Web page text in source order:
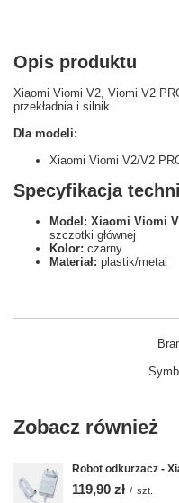
Opis produktu
Xiaomi Viomi V2, Viomi V2
przekładnia i silnik
Dla modeli:
Xiaomi Viomi V2/V2
Specyfikacja
Model: Xiaomi Viomi
szczotki głównej
Kolor: czarny
Materiał: plastik/metal
Zobacz również
Robot odkurzacz -
119,90 zł / szt.